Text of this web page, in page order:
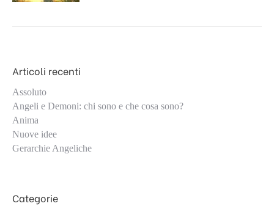
Articoli recenti
Assoluto
Angeli e Demoni: chi sono e che cosa sono?
Anima
Nuove idee
Gerarchie Angeliche
Categorie